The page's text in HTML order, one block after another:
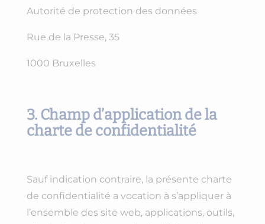
Autorité de protection des données
Rue de la Presse, 35
1000 Bruxelles
3. Champ d’application de la
charte de confidentialité
Sauf indication contraire, la présente charte
de confidentialité a vocation à s’appliquer à
l’ensemble des site web, applications, outils,